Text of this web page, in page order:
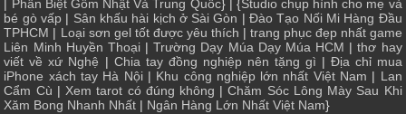
| Phân Biệt Gốm Nhật Và Trung Quốc} | {Studio chụp hình cho mẹ và
bé gò vấp | Sân khấu hài kịch ở Sài Gòn |Đào Tạo Nối Mi Hàng Đầu
TPHCM | Loại sơn gel tốt được yêu thích | trang phục đẹp nhất game
Liên Minh Huyền Thoại|Trường Dạy Múa Dạy Múa HCM |thơ hay
viết về xứ Nghệ | Chia tay đồng nghiệp nên tặng gì | Địa chỉ mua
iPhone xách tay Hà Nội| Khu công nghiệp lớn nhất Việt Nam | Lan
Cẩm Cù | Xem tarot có đúng không |Chăm Sóc Lông Mày Sau Khi
Xăm Bong Nhanh Nhất | Ngân Hàng Lớn Nhất Việt Nam}